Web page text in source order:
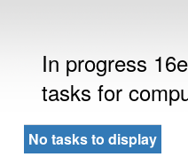
In progress
tasks for
No tasks to display